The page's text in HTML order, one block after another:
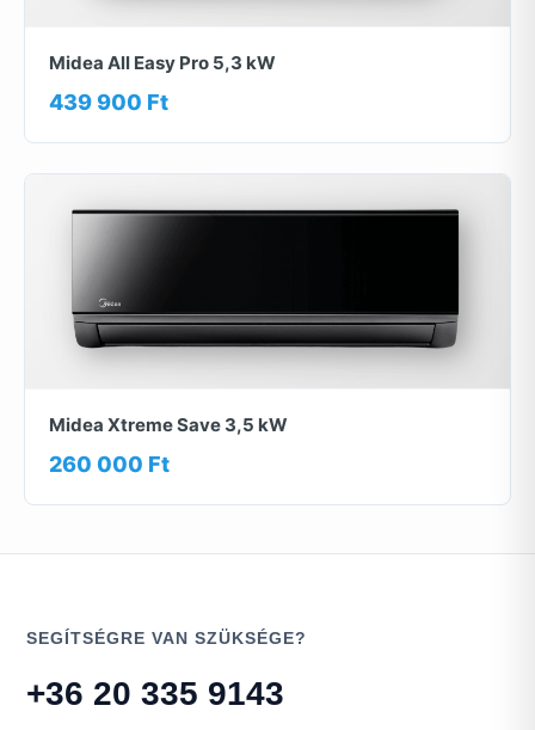
Midea All Easy Pro 5,3 kW
439 900 Ft
Midea Xtreme Save 3,5 kW
260 000 Ft
SEGÍTSÉGRE VAN SZÜKSÉGE?
+36 20 335 9143